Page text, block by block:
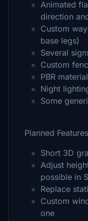
Animated
direction
Custom
base legs)
Several
Custom
PBR
Night
Some
Planned Features
Short 3D
Adjust
possible in
Replace
Custom
one